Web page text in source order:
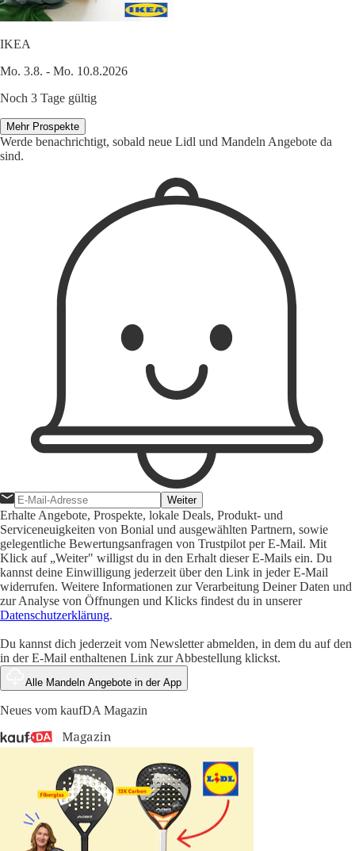
IKEA
Mo. 3.8. - Mo. 10.8.2026
Noch 3 Tage gültig
Mehr Prospekte
Werde benachrichtigt, sobald neue Lidl und Mandeln Angebote da
sind.
Weiter
Erhalte Angebote, Prospekte, lokale Deals, Produkt- und
Serviceneuigkeiten von Bonial und ausgewählten Partnern, sowie
gelegentliche Bewertungsanfragen von Trustpilot per E-Mail. Mit
Klick auf „Weiter" willigst du in den Erhalt dieser E-Mails ein. Du
kannst deine Einwilligung jederzeit über den Link in jeder E-Mail
widerrufen. Weitere Informationen zur Verarbeitung Deiner Daten und
zur Analyse von Öffnungen und Klicks findest du in unserer
Datenschutzerklärung.
Du kannst dich jederzeit vom Newsletter abmelden, in dem du auf den
in der E-Mail enthaltenen Link zur Abbestellung klickst.
Alle Mandeln Angebote in der App
Neues vom kaufDA Magazin